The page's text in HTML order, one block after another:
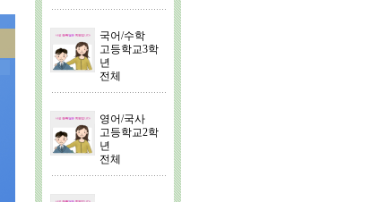
국어/수학
고등학교3학
년
전체
영어/국사
고등학교2학
년
전체